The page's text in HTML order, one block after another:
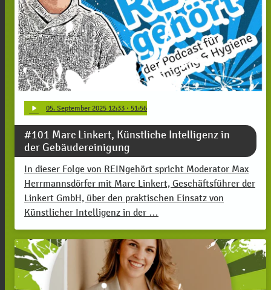
play_arrow 05. September 2025 12:33 · 51:56
#101 Marc Linkert, Künstliche Intelligenz in
der Gebäudereinigung
In dieser Folge von REINgehört spricht Moderator Max
Herrmannsdörfer mit Marc Linkert, Geschäftsführer der
Linkert GmbH, über den praktischen Einsatz von
Künstlicher Intelligenz in der …